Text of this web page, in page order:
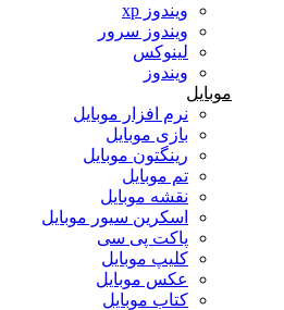
ویندوز xp
ویندوز سرور
لینوکس
ویندوز
موبایل
نرم افزار موبایل
بازی موبایل
رینگتون موبایل
تم موبایل
نقشه موبایل
اسکرین سیور موبایل
پاکت پی سی
کلیپ موبایل
عکس موبایل
کتاب موبایل